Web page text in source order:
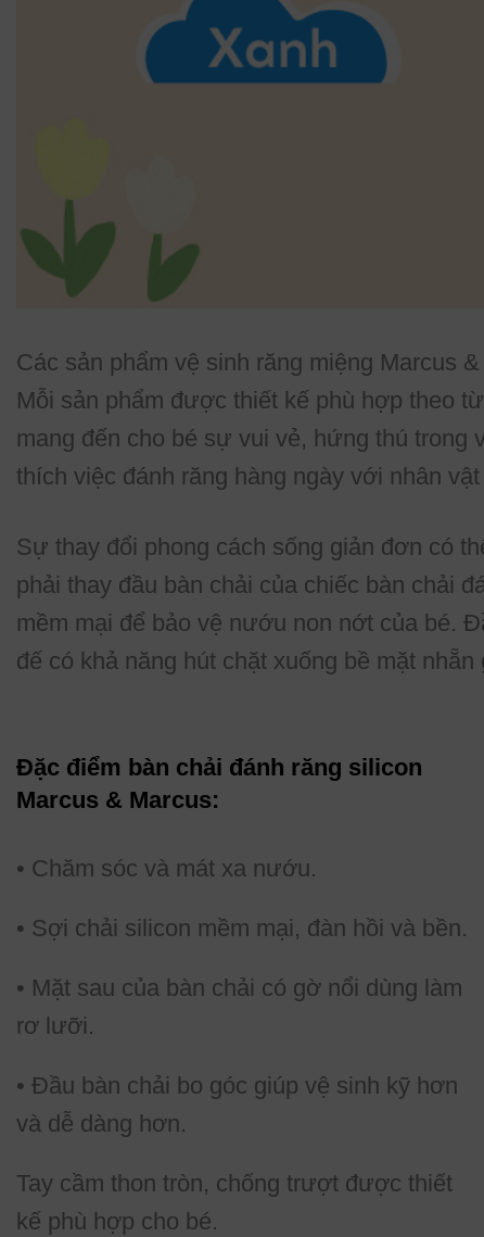
Các sản phẩm vệ sinh răng miệng Marcus
Mỗi sản phẩm được thiết kế phù hợp theo
mang đến cho bé sự vui vẻ, hứng thú trong
thích việc đánh răng hàng ngày với nhân
Sự thay đổi phong cách sống giản đơn có
phải thay đầu bàn chải của chiếc bàn chải
mềm mại để bảo vệ nướu non nớt của bé.
đế có khả năng hút chặt xuống bề mặt
Đặc điểm bàn chải đánh răng silicon
Marcus & Marcus:
• Chăm sóc và mát xa nướu.
• Sợi chải silicon mềm mại, đàn hồi và bền.
• Mặt sau của bàn chải có gờ nổi dùng làm
rơ lưỡi.
• Đầu bàn chải bo góc giúp vệ sinh kỹ hơn
và dễ dàng hơn.
Tay cầm thon tròn, chống trượt được thiết
kế phù hợp cho bé.